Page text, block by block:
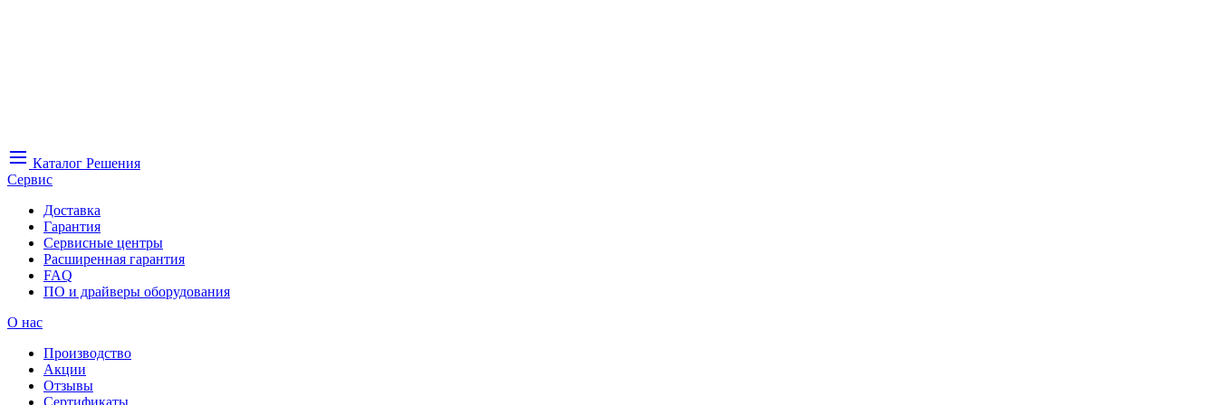
Каталог Решения
Сервис
Доставка
Гарантия
Сервисные центры
Расширенная гарантия
FAQ
ПО и драйверы оборудования
О нас
Производство
Акции
Отзывы
Сертификаты